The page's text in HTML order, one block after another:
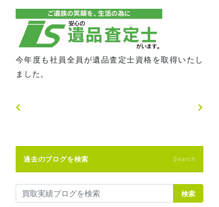
今年度も社員全員が遺品査定士資格を取得いたし
ました。
過去のブログを検索 Search
検索